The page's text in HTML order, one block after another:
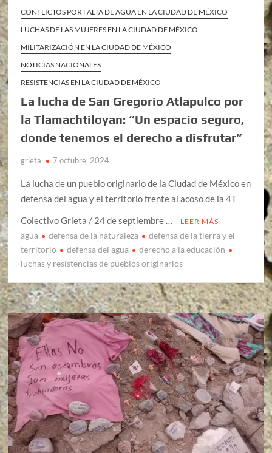
CONFLICTOS POR FALTA DE AGUA EN LA CIUDAD DE MÉXICO
LUCHAS DE LAS MUJERES EN LA CIUDAD DE MÉXICO
MILITARIZACIÓN EN LA CIUDAD DE MÉXICO
NOTICIAS NACIONALES
RESISTENCIAS EN LA CIUDAD DE MÉXICO
La lucha de San Gregorio Atlapulco por
la Tlamachtiloyan: “Un espacio seguro,
donde tenemos el derecho a disfrutar”
grieta 7 octubre, 2024
La lucha de un pueblo originario de la Ciudad de México en
defensa del agua y el territorio frente al acoso de la 4T
Colectivo Grieta / 24 de septiembre …
LEER MÁS
agua defensa de la naturaleza
defensa de la tierra y el
territorio
defensa del agua
derecho a la educación
luchas y resistencias de pueblos originarios